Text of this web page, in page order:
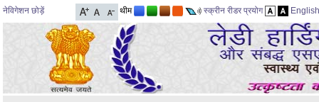
नेविगेशन छोड़ें थीम स्क्रीन रीडर प्रयोग English